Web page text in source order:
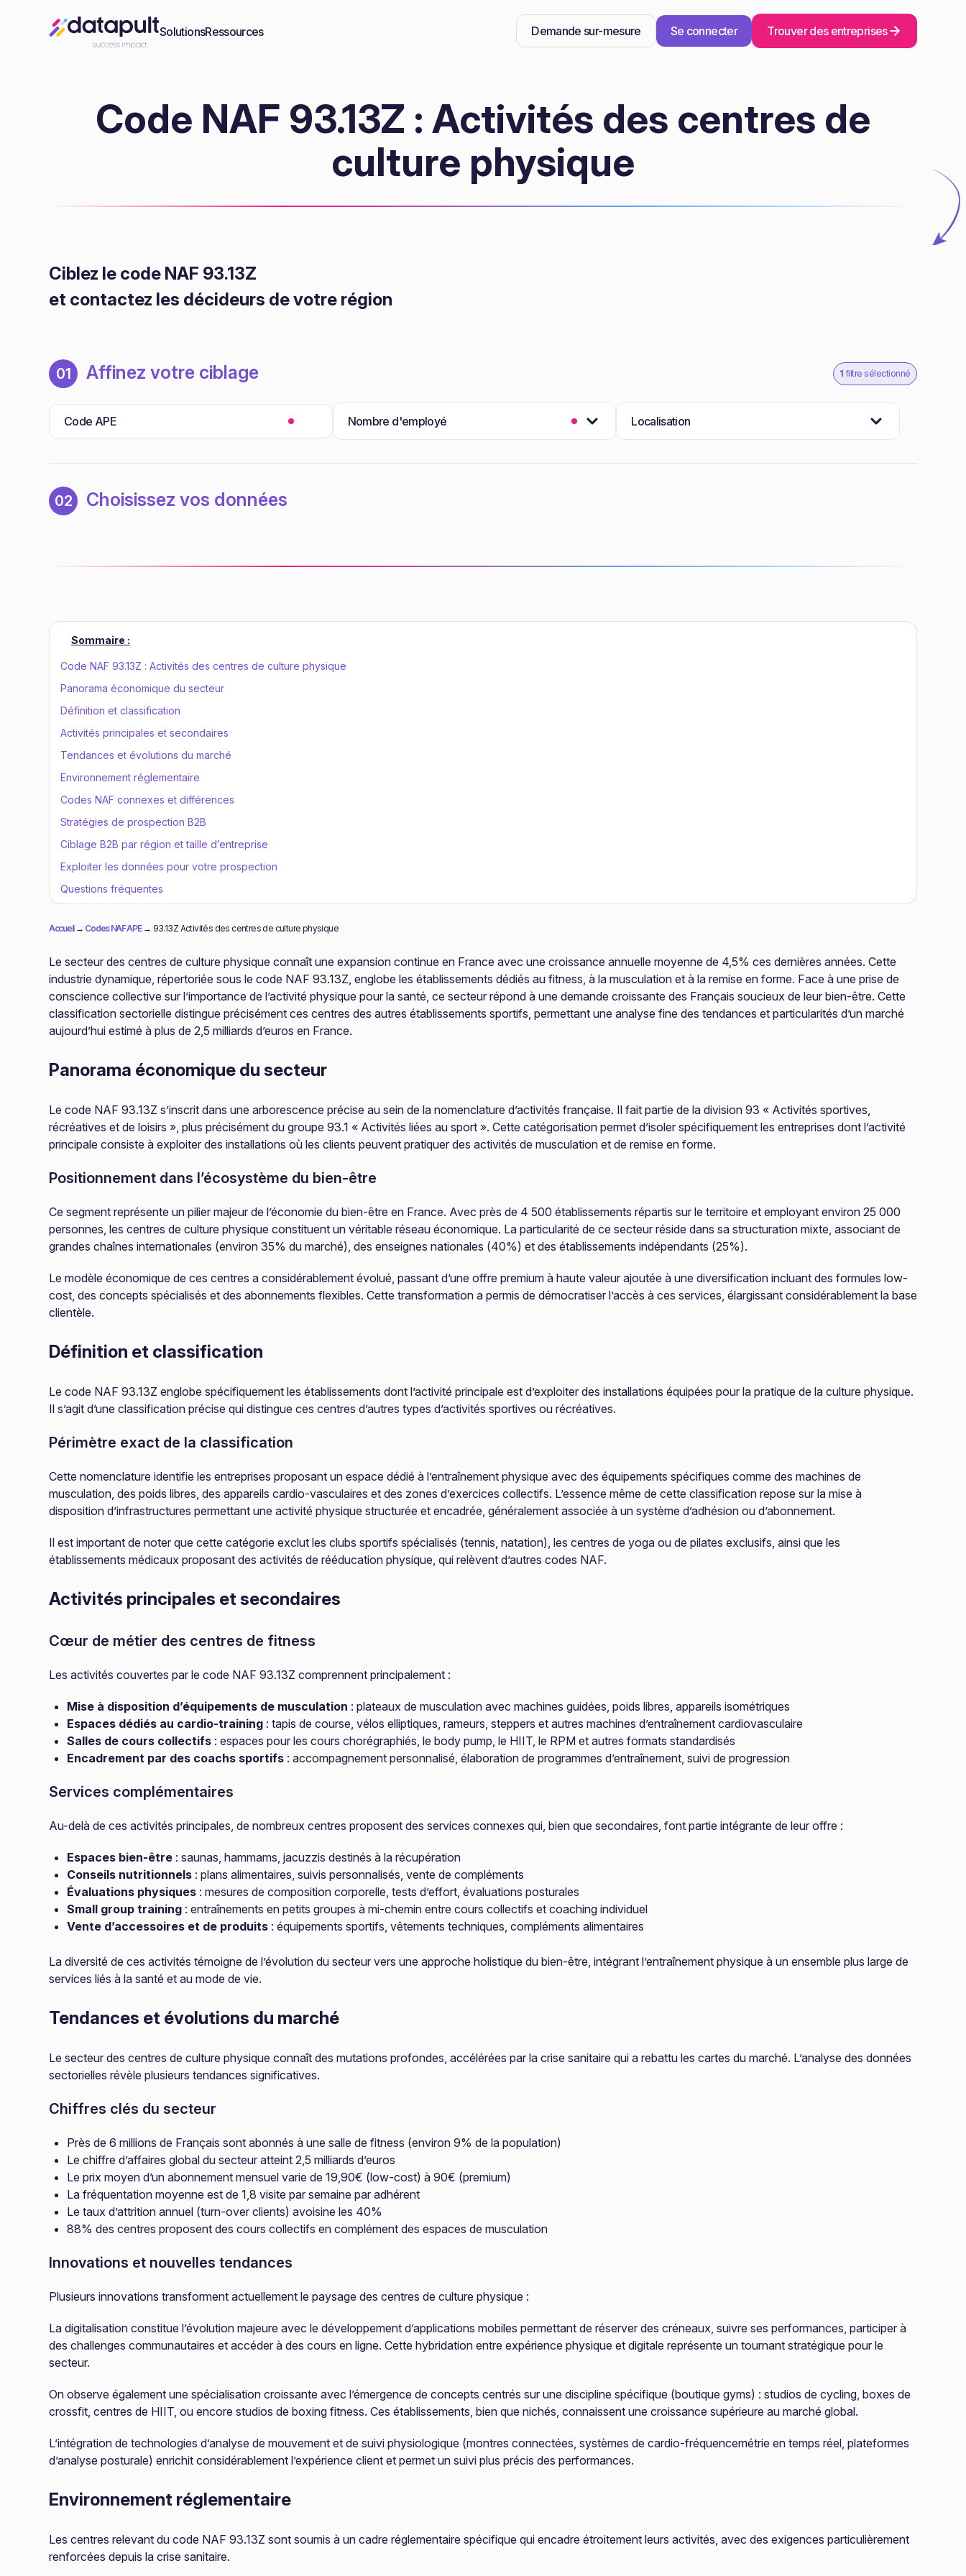
SolutionsRessources Demande sur-mesure Se connecter Trouver des entreprises
Code NAF 93.13Z : Activités des centres de
culture physique
Ciblez le code NAF 93.13Z
et contactez les décideurs de votre région
01 Affinez votre ciblage 1 filtre sélectionné
Code APE Nombre d'employé Localisation
02 Choisissez vos données
Sommaire :
Code NAF 93.13Z : Activités des centres de culture physique
Panorama économique du secteur
Définition et classification
Activités principales et secondaires
Tendances et évolutions du marché
Environnement réglementaire
Codes NAF connexes et différences
Stratégies de prospection B2B
Ciblage B2B par région et taille d’entreprise
Exploiter les données pour votre prospection
Questions fréquentes
Accueil→ Codes NAF APE→ 93.13Z Activités des centres de culture physique
Le secteur des centres de culture physique connaît une expansion continue en France avec une croissance annuelle moyenne de 4,5% ces dernières années. Cette
industrie dynamique, répertoriée sous le code NAF 93.13Z, englobe les établissements dédiés au fitness, à la musculation et à la remise en forme. Face à une prise de
conscience collective sur l’importance de l’activité physique pour la santé, ce secteur répond à une demande croissante des Français soucieux de leur bien-être. Cette
classification sectorielle distingue précisément ces centres des autres établissements sportifs, permettant une analyse fine des tendances et particularités d’un marché
aujourd’hui estimé à plus de 2,5 milliards d’euros en France.
Panorama économique du secteur
Le code NAF 93.13Z s’inscrit dans une arborescence précise au sein de la nomenclature d’activités française. Il fait partie de la division 93 « Activités sportives,
récréatives et de loisirs », plus précisément du groupe 93.1 « Activités liées au sport ». Cette catégorisation permet d’isoler spécifiquement les entreprises dont l’activité
principale consiste à exploiter des installations où les clients peuvent pratiquer des activités de musculation et de remise en forme.
Positionnement dans l’écosystème du bien-être
Ce segment représente un pilier majeur de l’économie du bien-être en France. Avec près de 4 500 établissements répartis sur le territoire et employant environ 25 000
personnes, les centres de culture physique constituent un véritable réseau économique. La particularité de ce secteur réside dans sa structuration mixte, associant de
grandes chaînes internationales (environ 35% du marché), des enseignes nationales (40%) et des établissements indépendants (25%).
Le modèle économique de ces centres a considérablement évolué, passant d’une offre premium à haute valeur ajoutée à une diversification incluant des formules low-
cost, des concepts spécialisés et des abonnements flexibles. Cette transformation a permis de démocratiser l’accès à ces services, élargissant considérablement la base
clientèle.
Définition et classification
Le code NAF 93.13Z englobe spécifiquement les établissements dont l’activité principale est d’exploiter des installations équipées pour la pratique de la culture physique.
Il s’agit d’une classification précise qui distingue ces centres d’autres types d’activités sportives ou récréatives.
Périmètre exact de la classification
Cette nomenclature identifie les entreprises proposant un espace dédié à l’entraînement physique avec des équipements spécifiques comme des machines de
musculation, des poids libres, des appareils cardio-vasculaires et des zones d’exercices collectifs. L’essence même de cette classification repose sur la mise à
disposition d’infrastructures permettant une activité physique structurée et encadrée, généralement associée à un système d’adhésion ou d’abonnement.
Il est important de noter que cette catégorie exclut les clubs sportifs spécialisés (tennis, natation), les centres de yoga ou de pilates exclusifs, ainsi que les
établissements médicaux proposant des activités de rééducation physique, qui relèvent d’autres codes NAF.
Activités principales et secondaires
Cœur de métier des centres de fitness
Les activités couvertes par le code NAF 93.13Z comprennent principalement :
Mise à disposition d’équipements de musculation : plateaux de musculation avec machines guidées, poids libres, appareils isométriques
Espaces dédiés au cardio-training : tapis de course, vélos elliptiques, rameurs, steppers et autres machines d’entraînement cardiovasculaire
Salles de cours collectifs : espaces pour les cours chorégraphiés, le body pump, le HIIT, le RPM et autres formats standardisés
Encadrement par des coachs sportifs : accompagnement personnalisé, élaboration de programmes d’entraînement, suivi de progression
Services complémentaires
Au-delà de ces activités principales, de nombreux centres proposent des services connexes qui, bien que secondaires, font partie intégrante de leur offre :
Espaces bien-être : saunas, hammams, jacuzzis destinés à la récupération
Conseils nutritionnels : plans alimentaires, suivis personnalisés, vente de compléments
Évaluations physiques : mesures de composition corporelle, tests d’effort, évaluations posturales
Small group training : entraînements en petits groupes à mi-chemin entre cours collectifs et coaching individuel
Vente d’accessoires et de produits : équipements sportifs, vêtements techniques, compléments alimentaires
La diversité de ces activités témoigne de l’évolution du secteur vers une approche holistique du bien-être, intégrant l’entraînement physique à un ensemble plus large de
services liés à la santé et au mode de vie.
Tendances et évolutions du marché
Le secteur des centres de culture physique connaît des mutations profondes, accélérées par la crise sanitaire qui a rebattu les cartes du marché. L’analyse des données
sectorielles révèle plusieurs tendances significatives.
Chiffres clés du secteur
Près de 6 millions de Français sont abonnés à une salle de fitness (environ 9% de la population)
Le chiffre d’affaires global du secteur atteint 2,5 milliards d’euros
Le prix moyen d’un abonnement mensuel varie de 19,90€ (low-cost) à 90€ (premium)
La fréquentation moyenne est de 1,8 visite par semaine par adhérent
Le taux d’attrition annuel (turn-over clients) avoisine les 40%
88% des centres proposent des cours collectifs en complément des espaces de musculation
Innovations et nouvelles tendances
Plusieurs innovations transforment actuellement le paysage des centres de culture physique :
La digitalisation constitue l’évolution majeure avec le développement d’applications mobiles permettant de réserver des créneaux, suivre ses performances, participer à
des challenges communautaires et accéder à des cours en ligne. Cette hybridation entre expérience physique et digitale représente un tournant stratégique pour le
secteur.
On observe également une spécialisation croissante avec l’émergence de concepts centrés sur une discipline spécifique (boutique gyms) : studios de cycling, boxes de
crossfit, centres de HIIT, ou encore studios de boxing fitness. Ces établissements, bien que nichés, connaissent une croissance supérieure au marché global.
L’intégration de technologies d’analyse de mouvement et de suivi physiologique (montres connectées, systèmes de cardio-fréquencemétrie en temps réel, plateformes
d’analyse posturale) enrichit considérablement l’expérience client et permet un suivi plus précis des performances.
Environnement réglementaire
Les centres relevant du code NAF 93.13Z sont soumis à un cadre réglementaire spécifique qui encadre étroitement leurs activités, avec des exigences particulièrement
renforcées depuis la crise sanitaire.